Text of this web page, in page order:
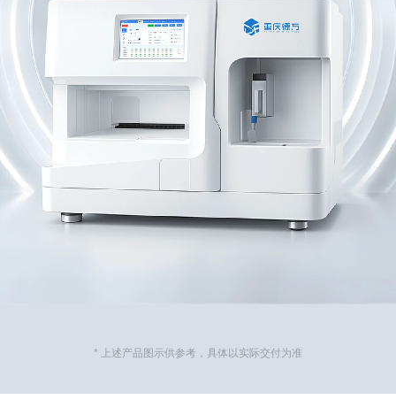
* 上述产品图示供参考，具体以实际交付为准